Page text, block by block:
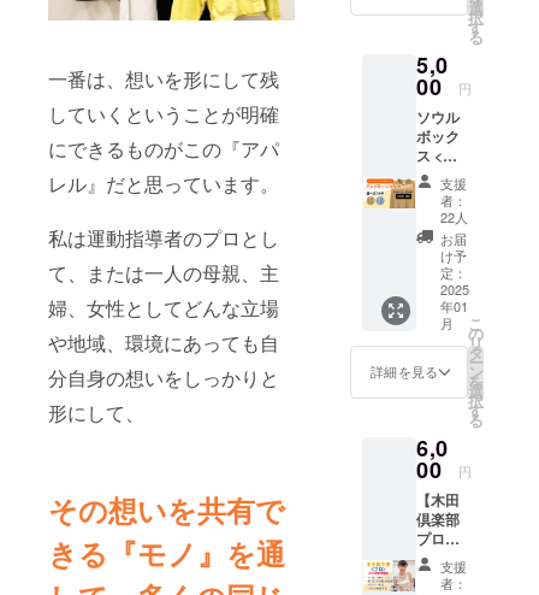
一番は、想いを形にして残
していくということが明確
にできるものがこの『アパ
レル』だと思っています。
私は運動指導者のプロとし
て、または一人の母親、主
婦、女性としてどんな立場
や地域、環境にあっても自
分自身の想いをしっかりと
形にして、
その想いを共有で
きる『モノ』を通
た場
合、迷
ルフォ
ルダを
ご確認
くださ
m L:
身
丈/71c
m 身
幅/53c
m 肩
幅/46c
m 袖
丈/21c
m XL:
丈/74c
m 身
幅/56c
m 肩
幅/49c
m 袖
後の変
更は受
付でき
ません
のでご
注意下
さい。
商品カ
5.0oz <
S: 身
丈/65c
m 身
幅/47c
m 肩
幅/40c
m 袖
丈/19c
m M: 身
丈/68c
m 身
幅/50c
m 肩
幅/43c
m 袖
丈/20c
m L:
幅/53c
m 肩
幅/46c
m 袖
丈/21c
m XL:
身
丈/74c
選
択
す
る
5,0
00 円
ソウル
ボック
ス <カ
ラー>・
サファ
リ ・
アシッ
トブ
ルー <
素材>
100％
<厚み
>
5.6oz <
サイズ>
丈/66c
m 身
幅/49c
m 肩
幅/44c
m 袖
丈/19c
m M: 身
支援
者：
22人
お届
け予
定：
2025
年01
月
詳細を見る
こ
の
リ
タ
ー
ン
を
選
択
す
る
6,0
00 円
【木田
倶楽部
プロ
３０日
間利用
支援
者：